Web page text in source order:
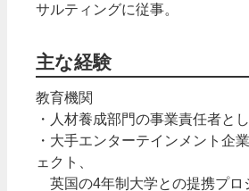
サルティングに従事。
主な経験
教育機関
・人材養成部門の事業責任者と
・大手エンターテインメント企
ェクト、
英国の4年制大学との提携プロ